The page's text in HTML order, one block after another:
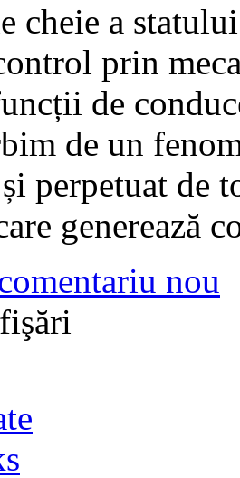
cheie a
prin
de
de un
perpetuat de
generează
nou